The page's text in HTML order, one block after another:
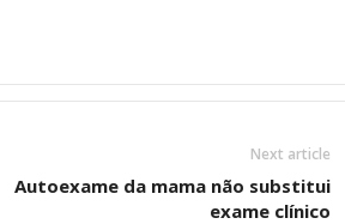
Next article
Autoexame da mama não substitui
exame clínico